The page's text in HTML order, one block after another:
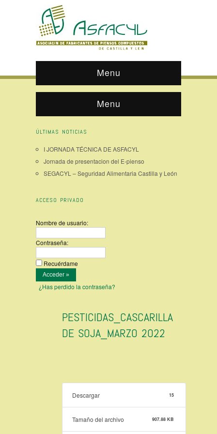
Menu
Menu
ÚLTIMAS NOTICIAS
I JORNADA TÉCNICA DE ASFACYL
Jornada de presentacion del E-pienso
SEGACYL – Seguridad Alimentaria Castilla y León
ACCESO PRIVADO
Nombre de usuario:
Contraseña:
Recuérdame
¿Has perdido la contraseña?
PESTICIDAS_CASCARILLA
DE SOJA_MARZO 2022
Descargar 15
Tamaño del archivo 907.88 KB